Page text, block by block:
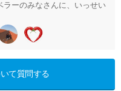
ーのみなさんに、いっせい
て質問する